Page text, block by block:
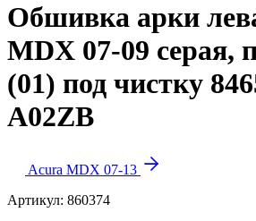
Обшивка арки
MDX 07-09 серая,
(01) под чистку
A02ZB
Acura MDX 07-13
Артикул: 860374